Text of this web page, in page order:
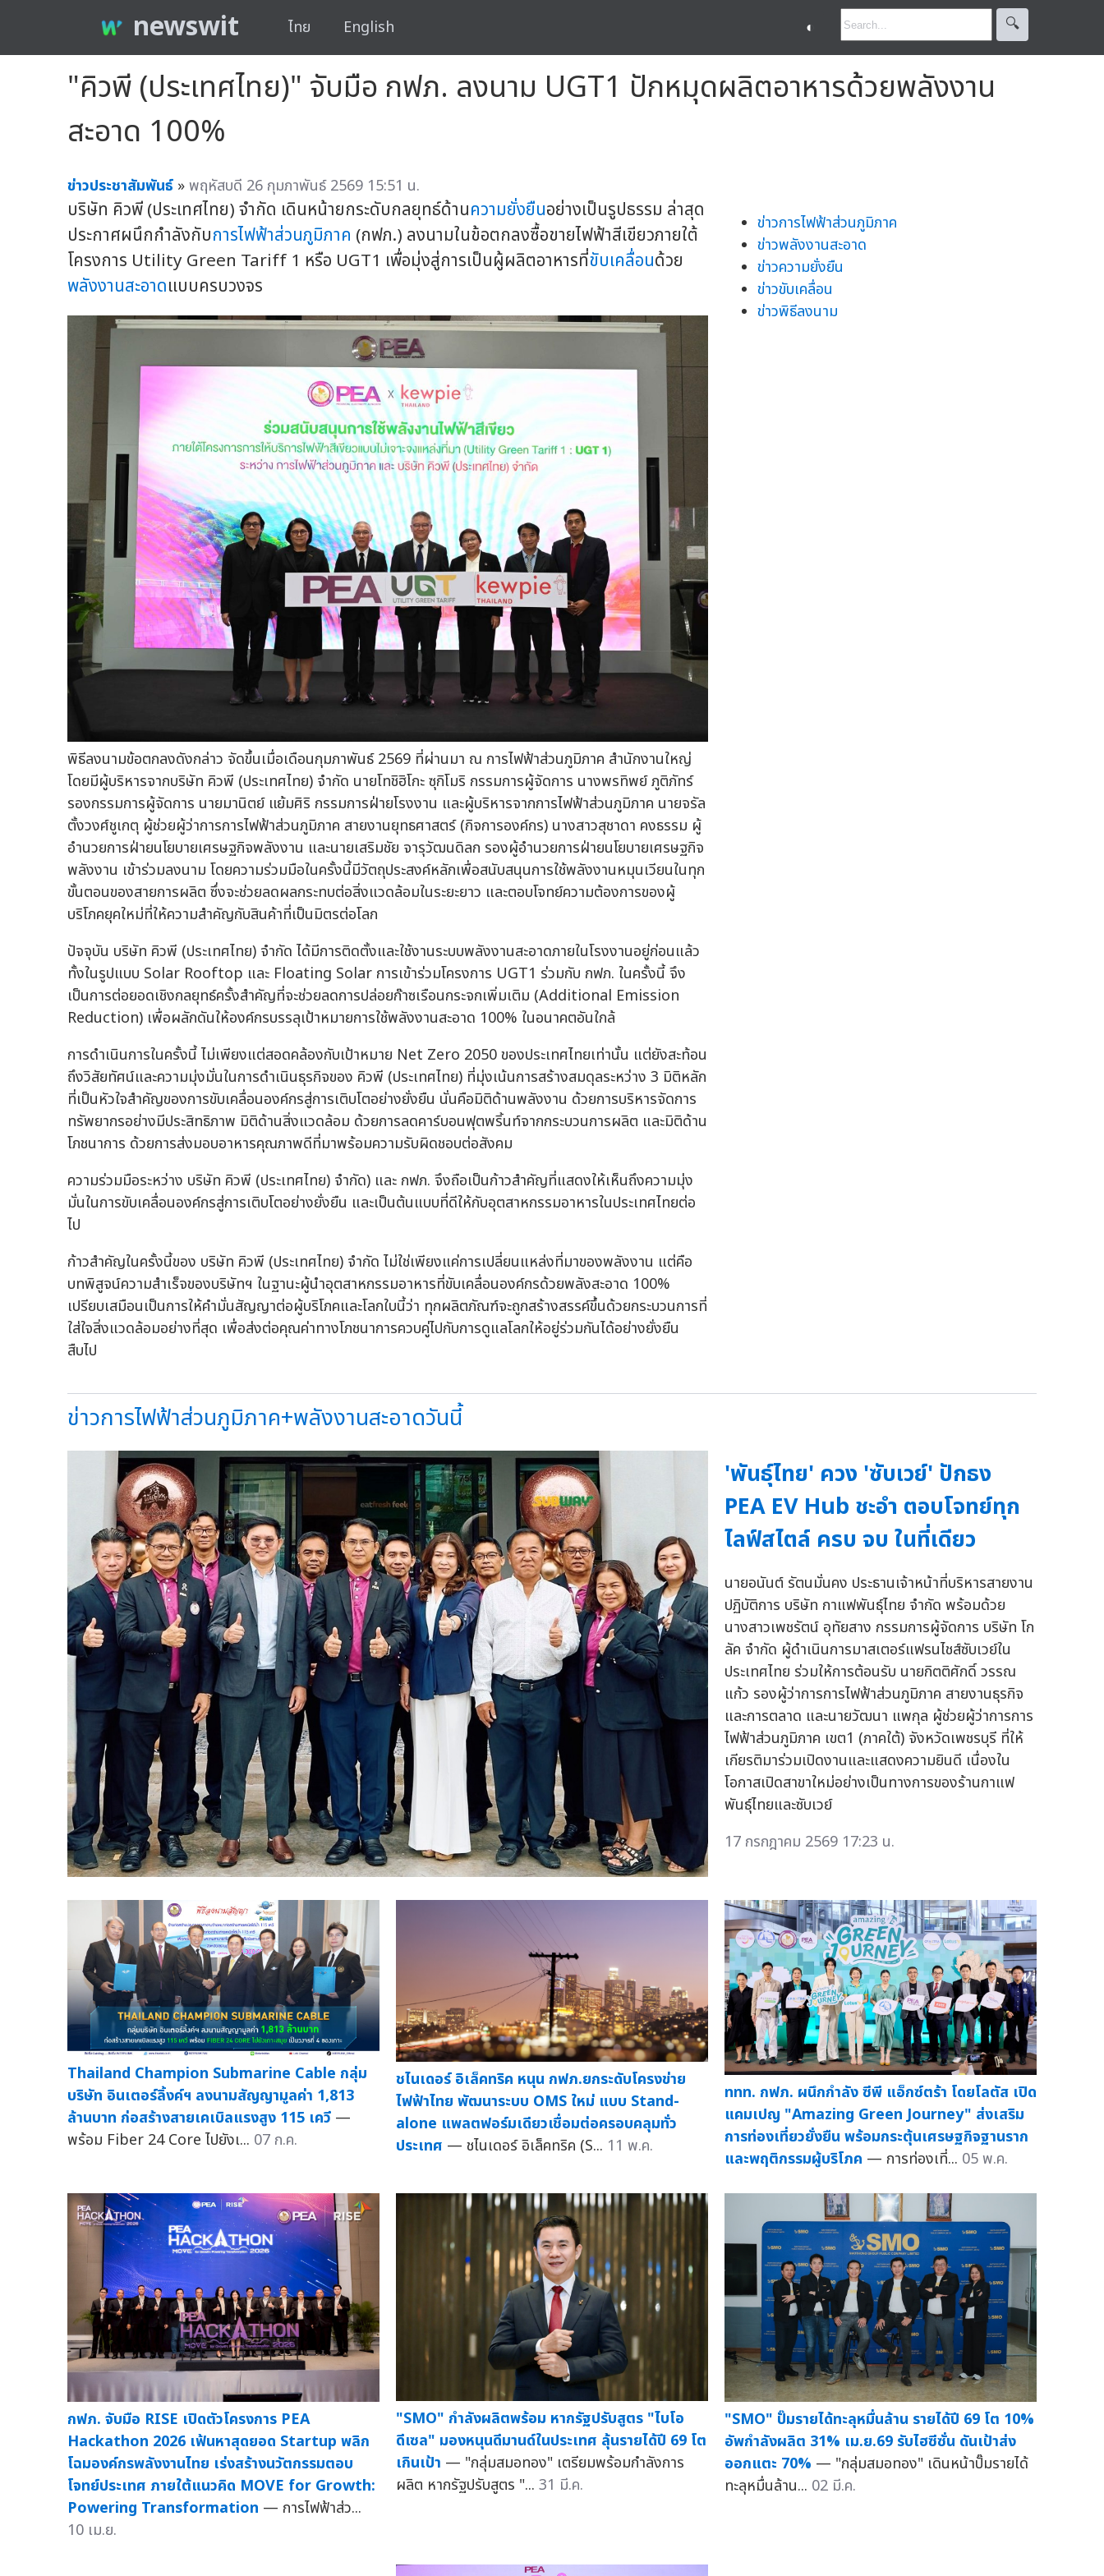
newswit ไทย English ◐ 🔍︎
"คิวพี (ประเทศไทย)" จับมือ กฟภ. ลงนาม UGT1 ปักหมุดผลิตอาหารด้วยพลังงาน
สะอาด 100%
ข่าวประชาสัมพันธ์ »พฤหัสบดี 26 กุมภาพันธ์ 2569 15:51 น.
บริษัท คิวพี (ประเทศไทย) จำกัด เดินหน้ายกระดับกลยุทธ์ด้านความยั่งยืนอย่างเป็นรูปธรรม ล่าสุด
ประกาศผนึกกำลังกับการไฟฟ้าส่วนภูมิภาค (กฟภ.) ลงนามในข้อตกลงซื้อขายไฟฟ้าสีเขียวภายใต้
โครงการ Utility Green Tariff 1 หรือ UGT1 เพื่อมุ่งสู่การเป็นผู้ผลิตอาหารที่ขับเคลื่อนด้วย
พลังงานสะอาดแบบครบวงจร
พิธีลงนามข้อตกลงดังกล่าว จัดขึ้นเมื่อเดือนกุมภาพันธ์ 2569 ที่ผ่านมา ณ การไฟฟ้าส่วนภูมิภาค สำนักงานใหญ่
โดยมีผู้บริหารจากบริษัท คิวพี (ประเทศไทย) จำกัด นายโทชิฮิโกะ ซุกิโมริ กรรมการผู้จัดการ นางพรทิพย์ ภูติภัทร์
รองกรรมการผู้จัดการ นายมานิตย์ แย้มศิริ กรรมการฝ่ายโรงงาน และผู้บริหารจากการไฟฟ้าส่วนภูมิภาค นายจรัล
ตั้งวงศ์ชูเกตุ ผู้ช่วยผู้ว่าการการไฟฟ้าส่วนภูมิภาค สายงานยุทธศาสตร์ (กิจการองค์กร) นางสาวสุชาดา คงธรรม ผู้
อำนวยการฝ่ายนโยบายเศรษฐกิจพลังงาน และนายเสริมชัย จารุวัฒนดิลก รองผู้อำนวยการฝ่ายนโยบายเศรษฐกิจ
พลังงาน เข้าร่วมลงนาม โดยความร่วมมือในครั้งนี้มีวัตถุประสงค์หลักเพื่อสนับสนุนการใช้พลังงานหมุนเวียนในทุก
ขั้นตอนของสายการผลิต ซึ่งจะช่วยลดผลกระทบต่อสิ่งแวดล้อมในระยะยาว และตอบโจทย์ความต้องการของผู้
บริโภคยุคใหม่ที่ให้ความสำคัญกับสินค้าที่เป็นมิตรต่อโลก
ปัจจุบัน บริษัท คิวพี (ประเทศไทย) จำกัด ได้มีการติดตั้งและใช้งานระบบพลังงานสะอาดภายในโรงงานอยู่ก่อนแล้ว
ทั้งในรูปแบบ Solar Rooftop และ Floating Solar การเข้าร่วมโครงการ UGT1 ร่วมกับ กฟภ. ในครั้งนี้ จึง
เป็นการต่อยอดเชิงกลยุทธ์ครั้งสำคัญที่จะช่วยลดการปล่อยก๊าซเรือนกระจกเพิ่มเติม (Additional Emission
Reduction) เพื่อผลักดันให้องค์กรบรรลุเป้าหมายการใช้พลังงานสะอาด 100% ในอนาคตอันใกล้
การดำเนินการในครั้งนี้ ไม่เพียงแต่สอดคล้องกับเป้าหมาย Net Zero 2050 ของประเทศไทยเท่านั้น แต่ยังสะท้อน
ถึงวิสัยทัศน์และความมุ่งมั่นในการดำเนินธุรกิจของ คิวพี (ประเทศไทย) ที่มุ่งเน้นการสร้างสมดุลระหว่าง 3 มิติหลัก
ที่เป็นหัวใจสำคัญของการขับเคลื่อนองค์กรสู่การเติบโตอย่างยั่งยืน นั่นคือมิติด้านพลังงาน ด้วยการบริหารจัดการ
ทรัพยากรอย่างมีประสิทธิภาพ มิติด้านสิ่งแวดล้อม ด้วยการลดคาร์บอนฟุตพริ้นท์จากกระบวนการผลิต และมิติด้าน
โภชนาการ ด้วยการส่งมอบอาหารคุณภาพดีที่มาพร้อมความรับผิดชอบต่อสังคม
ความร่วมมือระหว่าง บริษัท คิวพี (ประเทศไทย) จำกัด) และ กฟภ. จึงถือเป็นก้าวสำคัญที่แสดงให้เห็นถึงความมุ่ง
มั่นในการขับเคลื่อนองค์กรสู่การเติบโตอย่างยั่งยืน และเป็นต้นแบบที่ดีให้กับอุตสาหกรรมอาหารในประเทศไทยต่อ
ไป
ก้าวสำคัญในครั้งนี้ของ บริษัท คิวพี (ประเทศไทย) จำกัด ไม่ใช่เพียงแค่การเปลี่ยนแหล่งที่มาของพลังงาน แต่คือ
บทพิสูจน์ความสำเร็จของบริษัทฯ ในฐานะผู้นำอุตสาหกรรมอาหารที่ขับเคลื่อนองค์กรด้วยพลังสะอาด 100%
เปรียบเสมือนเป็นการให้คำมั่นสัญญาต่อผู้บริโภคและโลกใบนี้ว่า ทุกผลิตภัณฑ์จะถูกสร้างสรรค์ขึ้นด้วยกระบวนการที่
ใส่ใจสิ่งแวดล้อมอย่างที่สุด เพื่อส่งต่อคุณค่าทางโภชนาการควบคู่ไปกับการดูแลโลกให้อยู่ร่วมกันได้อย่างยั่งยืน
สืบไป
ข่าวการไฟฟ้าส่วนภูมิภาค
ข่าวพลังงานสะอาด
ข่าวความยั่งยืน
ข่าวขับเคลื่อน
ข่าวพิธีลงนาม
ข่าวการไฟฟ้าส่วนภูมิภาค+พลังงานสะอาดวันนี้
'พันธุ์ไทย' ควง 'ซับเวย์' ปักธง
PEA EV Hub ชะอำ ตอบโจทย์ทุก
ไลฟ์สไตล์ ครบ จบ ในที่เดียว
นายอนันต์ รัตนมั่นคง ประธานเจ้าหน้าที่บริหารสายงาน
ปฏิบัติการ บริษัท กาแฟพันธุ์ไทย จำกัด พร้อมด้วย
นางสาวเพชรัตน์ อุทัยสาง กรรมการผู้จัดการ บริษัท โก
ลัค จำกัด ผู้ดำเนินการมาสเตอร์แฟรนไชส์ซับเวย์ใน
ประเทศไทย ร่วมให้การต้อนรับ นายกิตติศักดิ์ วรรณ
แก้ว รองผู้ว่าการการไฟฟ้าส่วนภูมิภาค สายงานธุรกิจ
และการตลาด และนายวัฒนา แพกุล ผู้ช่วยผู้ว่าการการ
ไฟฟ้าส่วนภูมิภาค เขต1 (ภาคใต้) จังหวัดเพชรบุรี ที่ให้
เกียรติมาร่วมเปิดงานและแสดงความยินดี เนื่องใน
โอกาสเปิดสาขาใหม่อย่างเป็นทางการของร้านกาแฟ
พันธุ์ไทยและซับเวย์
17 กรกฎาคม 2569 17:23 น.
Thailand Champion Submarine Cable กลุ่ม
บริษัท อินเตอร์ลิ้งค์ฯ ลงนามสัญญามูลค่า 1,813
ล้านบาท ก่อสร้างสายเคเบิลแรงสูง 115 เควี —
พร้อม Fiber 24 Core ไปยังเ... 07 ก.ค.
ชไนเดอร์ อิเล็คทริค หนุน กฟภ.ยกระดับโครงข่าย
ไฟฟ้าไทย พัฒนาระบบ OMS ใหม่ แบบ Stand-
alone แพลตฟอร์มเดียวเชื่อมต่อครอบคลุมทั่ว
ประเทศ — ชไนเดอร์ อิเล็คทริค (S... 11 พ.ค.
ททท. กฟภ. ผนึกกำลัง ซีพี แอ็กซ์ตร้า โดยโลตัส เปิด
แคมเปญ "Amazing Green Journey" ส่งเสริม
การท่องเที่ยวยั่งยืน พร้อมกระตุ้นเศรษฐกิจฐานราก
และพฤติกรรมผู้บริโภค — การท่องเที่... 05 พ.ค.
กฟภ. จับมือ RISE เปิดตัวโครงการ PEA
Hackathon 2026 เฟ้นหาสุดยอด Startup พลิก
โฉมองค์กรพลังงานไทย เร่งสร้างนวัตกรรมตอบ
โจทย์ประเทศ ภายใต้แนวคิด MOVE for Growth:
Powering Transformation — การไฟฟ้าส่ว...
10 เม.ย.
"SMO" กำลังผลิตพร้อม หากรัฐปรับสูตร "ไบโอ
ดีเซล" มองหนุนดีมานด์ในประเทศ ลุ้นรายได้ปี 69 โต
เกินเป้า — "กลุ่มสมอทอง" เตรียมพร้อมกำลังการ
ผลิต หากรัฐปรับสูตร "... 31 มี.ค.
"SMO" ปั๊มรายได้ทะลุหมื่นล้าน รายได้ปี 69 โต 10%
อัพกำลังผลิต 31% เม.ย.69 รับไฮซีซั่น ดันเป้าส่ง
ออกแตะ 70% — "กลุ่มสมอทอง" เดินหน้าปั๊มรายได้
ทะลุหมื่นล้าน... 02 มี.ค.